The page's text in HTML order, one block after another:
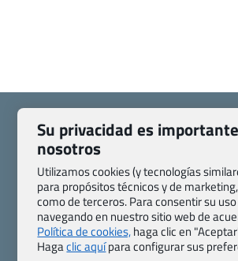
Quienes somos
Pasaporte, Visado, Salud y otras
Blog de Viajes.com
Registro de
Preguntas frecuentes
Política de privacidad y cookies
Su privacidad es
nosotros
Utilizamos cookies (y tecnologías
para propósitos técnicos y de
como de terceros. Para consentir su
navegando en nuestro sitio web de
Política de cookies,haga clic en
Hagaclic aquípara configurar sus